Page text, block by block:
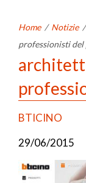
Home / Notizie /
professionisti
BTICINO
29/06/2015